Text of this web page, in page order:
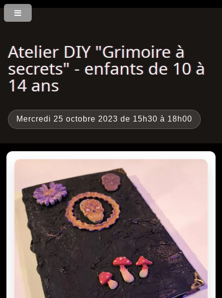
Atelier DIY "Grimoire à
secrets" - enfants de 10 à
14 ans
Mercredi 25 octobre 2023 de 15h30 à 18h00